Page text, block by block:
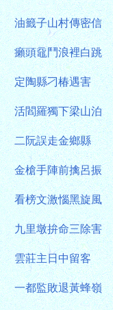
油籤子山村傳密信
癩頭黿鬥浪裡白跳
定陶縣刁椿遇害
活閻羅獨下梁山泊
二阮誤走金鄉縣
金槍手陣前擒呂振
看榜文激惱黑旋風
九里墩拚命三除害
雲莊主日中留客
一都監敗退黃蜂嶺